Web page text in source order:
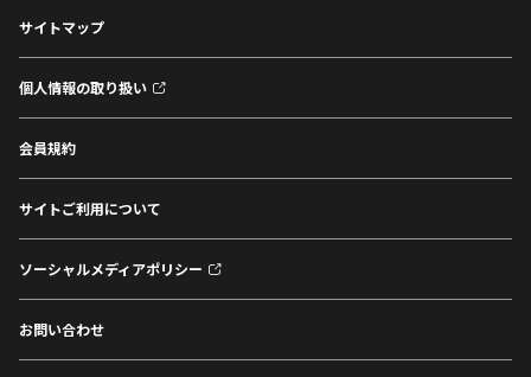
サイトマップ
個人情報の取り扱い
会員規約
サイトご利用について
ソーシャルメディアポリシー
お問い合わせ